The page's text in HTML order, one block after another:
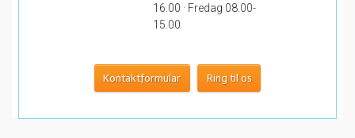
16.00 · Fredag 08.00-
15.00
Kontaktformular Ring til os